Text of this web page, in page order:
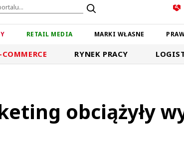
RETAIL MEDIA MARKI WŁASNE
COMMERCE RYNEK PRACY
obciążyły